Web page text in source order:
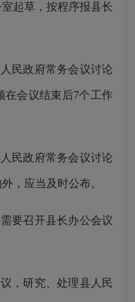
起草，按程序报县长
民政府常务会议讨论
在会议结束后7个工作
民政府常务会议讨论
，应当及时公布。
要召开县长办公会议
，研究、处理县人民